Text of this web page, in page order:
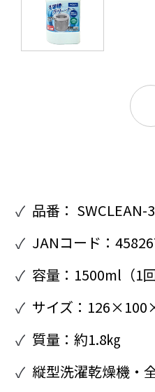
品番： SWCLEAN-3
JANコード：
容量：1500ml（1回
サイズ：
質量：約1.8㎏
縦型洗濯乾燥機・